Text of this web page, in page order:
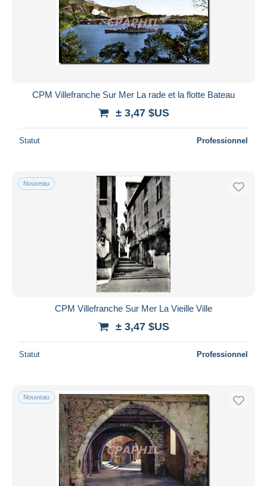
CPM Villefranche Sur Mer La rade et la flotte Bateau
± 3,47 $US
Statut Professionnel
Nouveau
CPM Villefranche Sur Mer La Vieille Ville
± 3,47 $US
Statut Professionnel
Nouveau